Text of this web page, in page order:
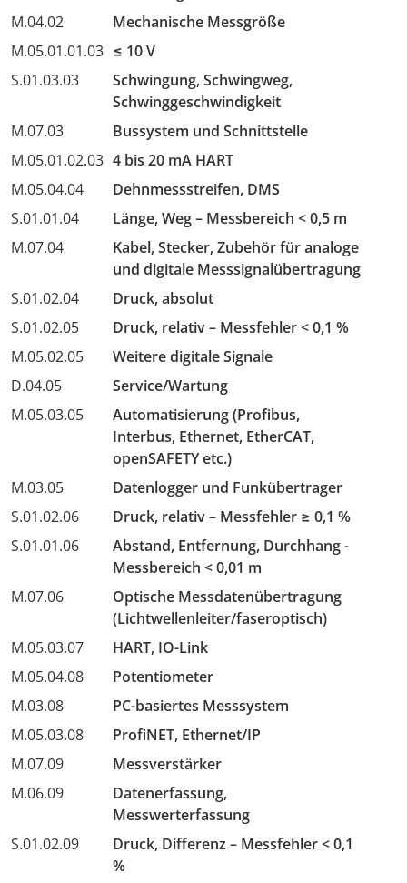
M.04.02
Mechanische Messgröße
M.05.01.01.03 ≤ 10 V
S.01.03.03
Schwingung, Schwingweg,
Schwinggeschwindigkeit
M.07.03
Bussystem und Schnittstelle
M.05.01.02.03 4 bis 20 mA HART
M.05.04.04
Dehnmessstreifen, DMS
S.01.01.04
Länge, Weg – Messbereich < 0,5 m
M.07.04
Kabel, Stecker, Zubehör für analoge
und digitale Messsignalübertragung
S.01.02.04
Druck, absolut
S.01.02.05
Druck, relativ – Messfehler < 0,1 %
M.05.02.05
Weitere digitale Signale
D.04.05
Service/Wartung
M.05.03.05
Automatisierung (Profibus,
Interbus, Ethernet, EtherCAT,
openSAFETY etc.)
M.03.05
Datenlogger und Funkübertrager
S.01.02.06
Druck, relativ – Messfehler ≥ 0,1 %
S.01.01.06
Abstand, Entfernung, Durchhang -
Messbereich < 0,01 m
M.07.06
Optische Messdatenübertragung
(Lichtwellenleiter/faseroptisch)
M.05.03.07
HART, IO-Link
M.05.04.08
Potentiometer
M.03.08
PC-basiertes Messsystem
M.05.03.08
ProfiNET, Ethernet/IP
M.07.09
Messverstärker
M.06.09
Datenerfassung,
Messwerterfassung
S.01.02.09
Druck, Differenz – Messfehler < 0,1
%